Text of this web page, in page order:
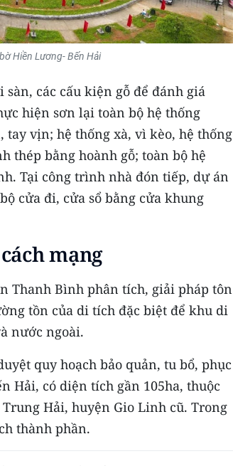
Hiền Lương- Bến Hải
các cấu kiện gỗ để đánh giá
hiện sơn lại toàn bộ hệ thống
tay vịn; hệ thống xà, vì kèo, hệ thống
thép bằng hoành gỗ; toàn bộ hệ
Tại công trình nhà đón tiếp, dự án
cửa đi, cửa sổ bằng cửa khung
mạng
Thanh Bình phân tích, giải pháp tôn
tồn của di tích đặc biệt để khu di
nước ngoài.
quy hoạch bảo quản, tu bổ, phục
Hải, có diện tích gần 105ha, thuộc
Hải, huyện Gio Linh cũ. Trong
thành phần.